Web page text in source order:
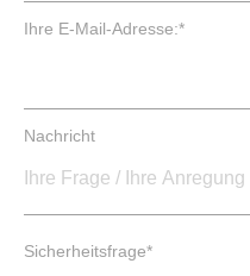
h
e
l
P
h
t
l
Ihre E-Mail-Adresse:*
Nachricht
P
Sicherheitsfrage*